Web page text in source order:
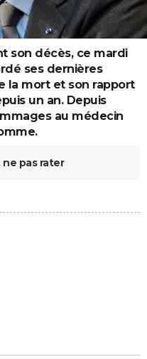
son décès, ce mardi
ses dernières
la mort et son rapport
un an. Depuis
au médecin
ne pas rater